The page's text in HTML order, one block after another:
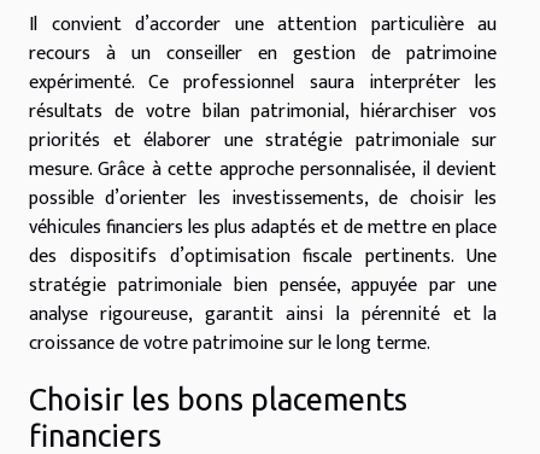
Il convient d’accorder une attention particulière au
recours à un conseiller en gestion de patrimoine
expérimenté. Ce professionnel saura interpréter les
résultats de votre bilan patrimonial, hiérarchiser vos
priorités et élaborer une stratégie patrimoniale sur
mesure. Grâce à cette approche personnalisée, il devient
possible d’orienter les investissements, de choisir les
véhicules financiers les plus adaptés et de mettre en place
des dispositifs d’optimisation fiscale pertinents. Une
stratégie patrimoniale bien pensée, appuyée par une
analyse rigoureuse, garantit ainsi la pérennité et la
croissance de votre patrimoine sur le long terme.
Choisir les bons placements
financiers